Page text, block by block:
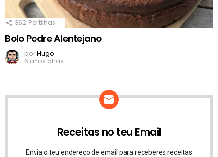
362 Partilhas
Bolo Podre Alentejano
porHugo
6 anos atrás
Receitas no teu Email
Envia o teu endereço de email para receberes receitas